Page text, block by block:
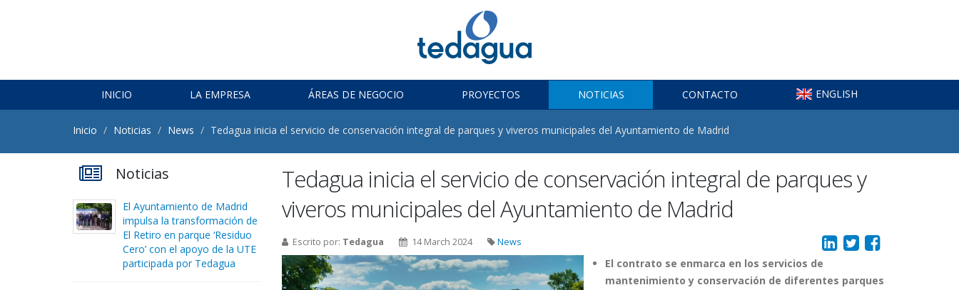
INICIO LA EMPRESA ÁREAS DE NEGOCIO PROYECTOS NOTICIAS CONTACTO ENGLISH
Inicio Noticias News Tedagua inicia el servicio de conservación integral de parques y viveros municipales del Ayuntamiento de Madrid
Noticias
El Ayuntamiento de Madrid
impulsa la transformación de
El Retiro en parque ‘Residuo
Cero’ con el apoyo de la UTE
participada por Tedagua
Tedagua inicia el servicio de conservación integral de parques y
viveros municipales del Ayuntamiento de Madrid
Escrito por: Tedagua 14 March 2024 News
El contrato se enmarca en los servicios de
mantenimiento y conservación de diferentes parques